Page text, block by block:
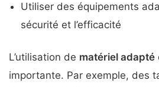
Utiliser des équipements
sécurité et l’efficacité
L’utilisation de matériel adapté
importante. Par exemple, des